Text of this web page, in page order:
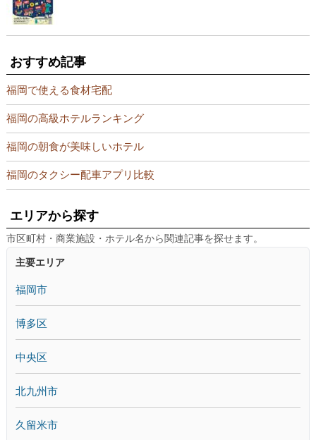
おすすめ記事
福岡で使える食材宅配
福岡の高級ホテルランキング
福岡の朝食が美味しいホテル
福岡のタクシー配車アプリ比較
エリアから探す
市区町村・商業施設・ホテル名から関連記事を探せます。
主要エリア
福岡市
博多区
中央区
北九州市
久留米市